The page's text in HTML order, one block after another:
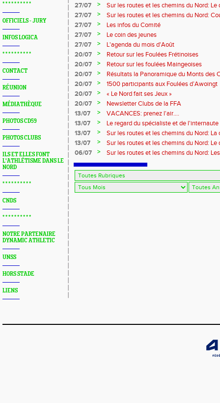
* * * * * * * * * *
OFFICIELS - JURY
INFOS LOGICA
* * * * * * * * * *
CONTACT
RÉUNION
MÉDIATHÈQUE
PHOTOS CD59
PHOTOS CLUBS
ILS ET ELLES FONT
L'ATHLÉTISME DANS LE
NORD
* * * * * * * * * *
CNDS
* * * * * * * * * *
NOTRE PARTENAIRE
DYNAMIC ATHLETIC
UNSS
HORS STADE
LIENS
27/07
>
Sur les routes et les chemins du Nord:
27/07
>
Sur les routes et les chemins du Nord:
Marque
27/07 >
Les infos du Comité
27/07
>
Le coin des jeunes
27/07
>
L'agenda du mois d'Août
20/07
>
Retour sur les Foulées Frétinoises
20/07
>
Retour sur les foulées Maingeoises
20/07
>
Résultats la Panoramique du Monts des
20/07
>
1500 participants aux Foulées d’Awoingt
20/07
>
« Le Nord fait ses Jeux »
20/07
>
Newsletter Clubs de la FFA
13/07
>
VACANCES: prenez l'air....
13/07
>
Le regard du spécialiste et de l'internaute
13/07
>
Sur les routes et les chemins du Nord: La
13/07
>
Sur les routes et les chemins du Nord:
06/07
> Sur les routes et les chemins du Nord: